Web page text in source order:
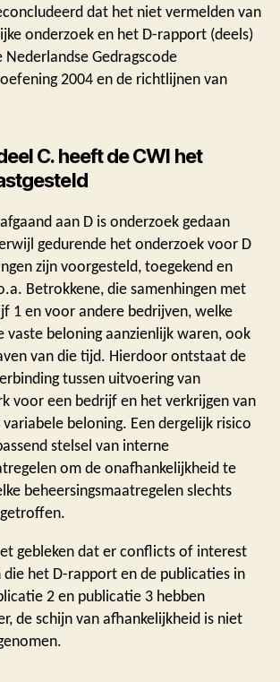
dat het niet vermelden van
onderzoek en het D-rapport (deels)
Gedragscode
2004 en de richtlijnen van
C. heeft de CWI het
aan D is onderzoek gedaan
gedurende het onderzoek voor D
zijn voorgesteld, toegekend en
Betrokkene, die samenhingen met
1 en voor andere bedrijven, welke
vaste beloning aanzienlijk waren, ook
van die tijd. Hierdoor ontstaat de
tussen uitvoering van
voor een bedrijf en het verkrijgen van
beloning. Een dergelijk risico
stelsel van interne
om de onafhankelijkheid te
beheersingsmaatregelen slechts
gebleken dat er conflicts of interest
die het D-rapport en de publicaties in
2 en publicatie 3 hebben
de schijn van afhankelijkheid is niet